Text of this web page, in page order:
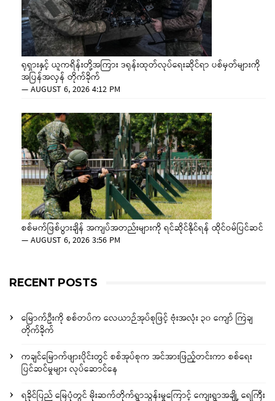
ရုရှားနှင့် ယူကရိန်းတို့အကြား ဒရုန်းထုတ်လုပ်ရေးဆိုင်ရာ ပစ်မှတ်များကို
အပြန်အလှန် တိုက်ခိုက်
—AUGUST 6, 2026 4:12 PM
စစ်မက်ဖြစ်ပွားချိန် အကျပ်အတည်းများကို ရင်ဆိုင်နိုင်ရန် ထိုင်ဝမ်ပြင်ဆင်
—AUGUST 6, 2026 3:56 PM
RECENT POSTS
မြောက်ဦးကို စစ်တပ်က လေယာဉ်အုပ်စုဖြင့် ဗုံးအလုံး ၃၀ ကျော် ကြဲချ
တိုက်ခိုက်
ကချင်မြောက်ဖျားပိုင်းတွင် စစ်အုပ်စုက အင်အားဖြည့်တင်းကာ စစ်ရေး
ပြင်ဆင်မှုများ လုပ်ဆောင်နေ
ရခိုင်ပြည် မြေပုံတွင် မိုးဆက်တိုက်ရွာသွန်းမှုကြောင့် ကျေးရွာအချို့ ရေကြီး